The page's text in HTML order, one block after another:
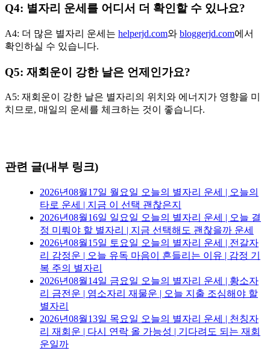
Q4: 별자리 운세를 어디서 더 확인할 수 있나요?
A4: 더 많은 별자리 운세는 helperjd.com와 bloggerjd.com에서
확인하실 수 있습니다.
Q5: 재회운이 강한 날은 언제인가요?
A5: 재회운이 강한 날은 별자리의 위치와 에너지가 영향을 미
치므로, 매일의 운세를 체크하는 것이 좋습니다.
관련 글(내부 링크)
2026년08월17일 월요일 오늘의 별자리 운세 | 오늘의
타로 운세 | 지금 이 선택 괜찮은지
2026년08월16일 일요일 오늘의 별자리 운세 | 오늘 결
정 미뤄야 할 별자리 | 지금 선택해도 괜찮을까 운세
2026년08월15일 토요일 오늘의 별자리 운세 | 전갈자
리 감정운 | 오늘 유독 마음이 흔들리는 이유 | 감정 기
복 주의 별자리
2026년08월14일 금요일 오늘의 별자리 운세 | 황소자
리 금전운 | 염소자리 재물운 | 오늘 지출 조심해야 할
별자리
2026년08월13일 목요일 오늘의 별자리 운세 | 천칭자
리 재회운 | 다시 연락 올 가능성 | 기다려도 되는 재회
운일까